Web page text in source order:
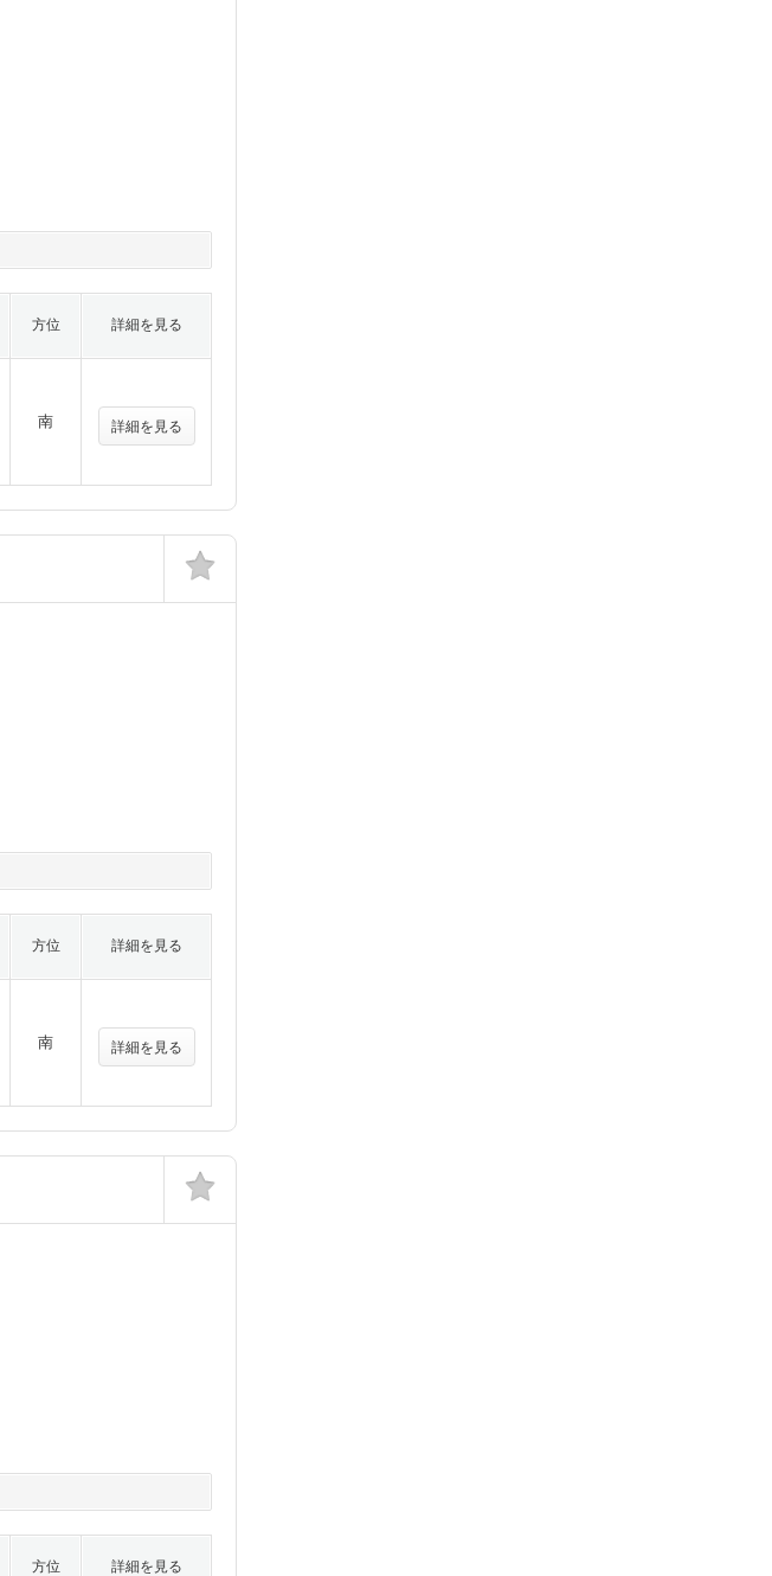
方位 詳細を見る
南 詳細を見る
方位 詳細を見る
南 詳細を見る
方位 詳細を見る